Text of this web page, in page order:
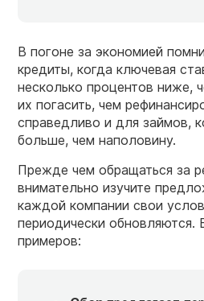
В погоне за экономией
кредиты, когда ключевая
несколько процентов ниже,
их погасить, чем
справедливо и для займов,
больше, чем наполовину.
Прежде чем обращаться за
внимательно изучите
каждой компании свои
периодически обновляются.
примеров: